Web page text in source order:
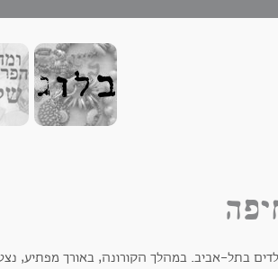
בתל-אביב. במהלך הקורונה, באורך מפתיע,